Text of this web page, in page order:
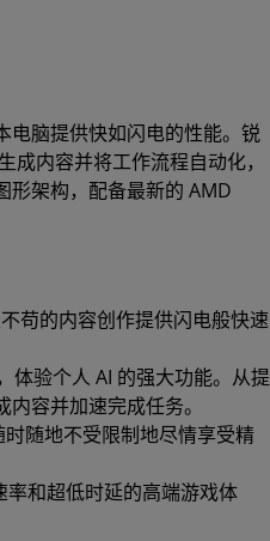
电脑提供快如闪电的性能。锐
成内容并将工作流程自动化，
形架构，配备最新的 AMD
苟的内容创作提供闪电般快速
体验个人 AI 的强大功能。从提
容并加速完成任务。
随地不受限制地尽情享受精
和超低时延的高端游戏体